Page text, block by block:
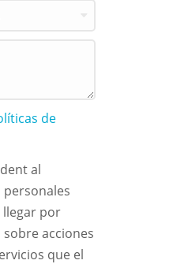
de
al
llegar por
acciones
que el